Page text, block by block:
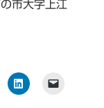
市大字上江